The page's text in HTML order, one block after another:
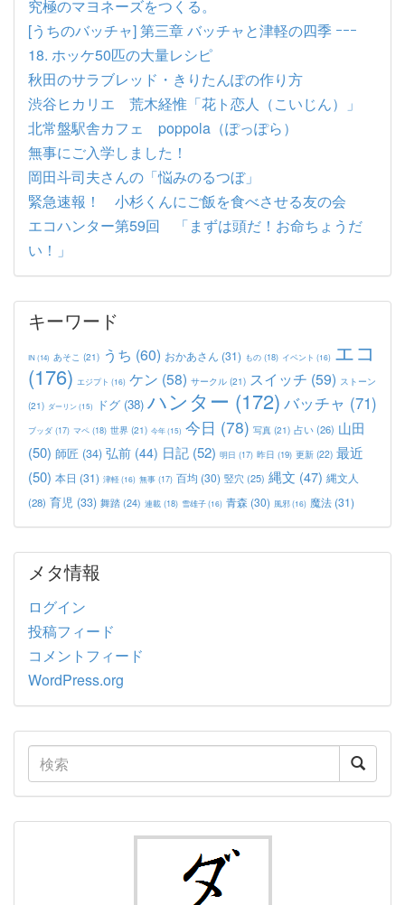
究極のマヨネーズをつくる。
[うちのバッチャ] 第三章 バッチャと津軽の四季 ｰｰｰ
18. ホッケ50匹の大量レシピ
秋田のサラブレッド・きりたんぽの作り方
渋谷ヒカリエ 荒木経惟「花ト恋人（こいじん）」
北常盤駅舎カフェ poppola（ぽっぽら）
無事にご入学しました！
岡田斗司夫さんの「悩みのるつぼ」
緊急速報！ 小杉くんにご飯を食べさせる友の会
エコハンター第59回 「まずは頭だ！お命ちょうだ
い！」
キーワード
IN(14) あそこ (21) うち (60) おかあさん (31) もの (18) イベント (16) エコ
(176) エジプト (16) ケン (58) サークル (21) スイッチ (59) ストーン
(21) ダーリン(15) ドグ (38) ハンター (172) バッチャ (71)
ブッダ (17) マペ (18) 世界 (21) 今年(15) 今日 (78) 写真 (21) 占い(26) 山田
(50) 師匠 (34) 弘前 (44) 日記 (52) 明日 (17) 昨日 (19) 更新 (22) 最近
(50) 本日 (31) 津軽(16) 無事 (17) 百均 (30) 竪穴 (25) 縄文 (47) 縄文人
(28) 育児 (33) 舞踏 (24) 連載 (18) 雪雄子(16) 青森 (30) 風邪(16) 魔法 (31)
メタ情報
ログイン
投稿フィード
コメントフィード
WordPress.org